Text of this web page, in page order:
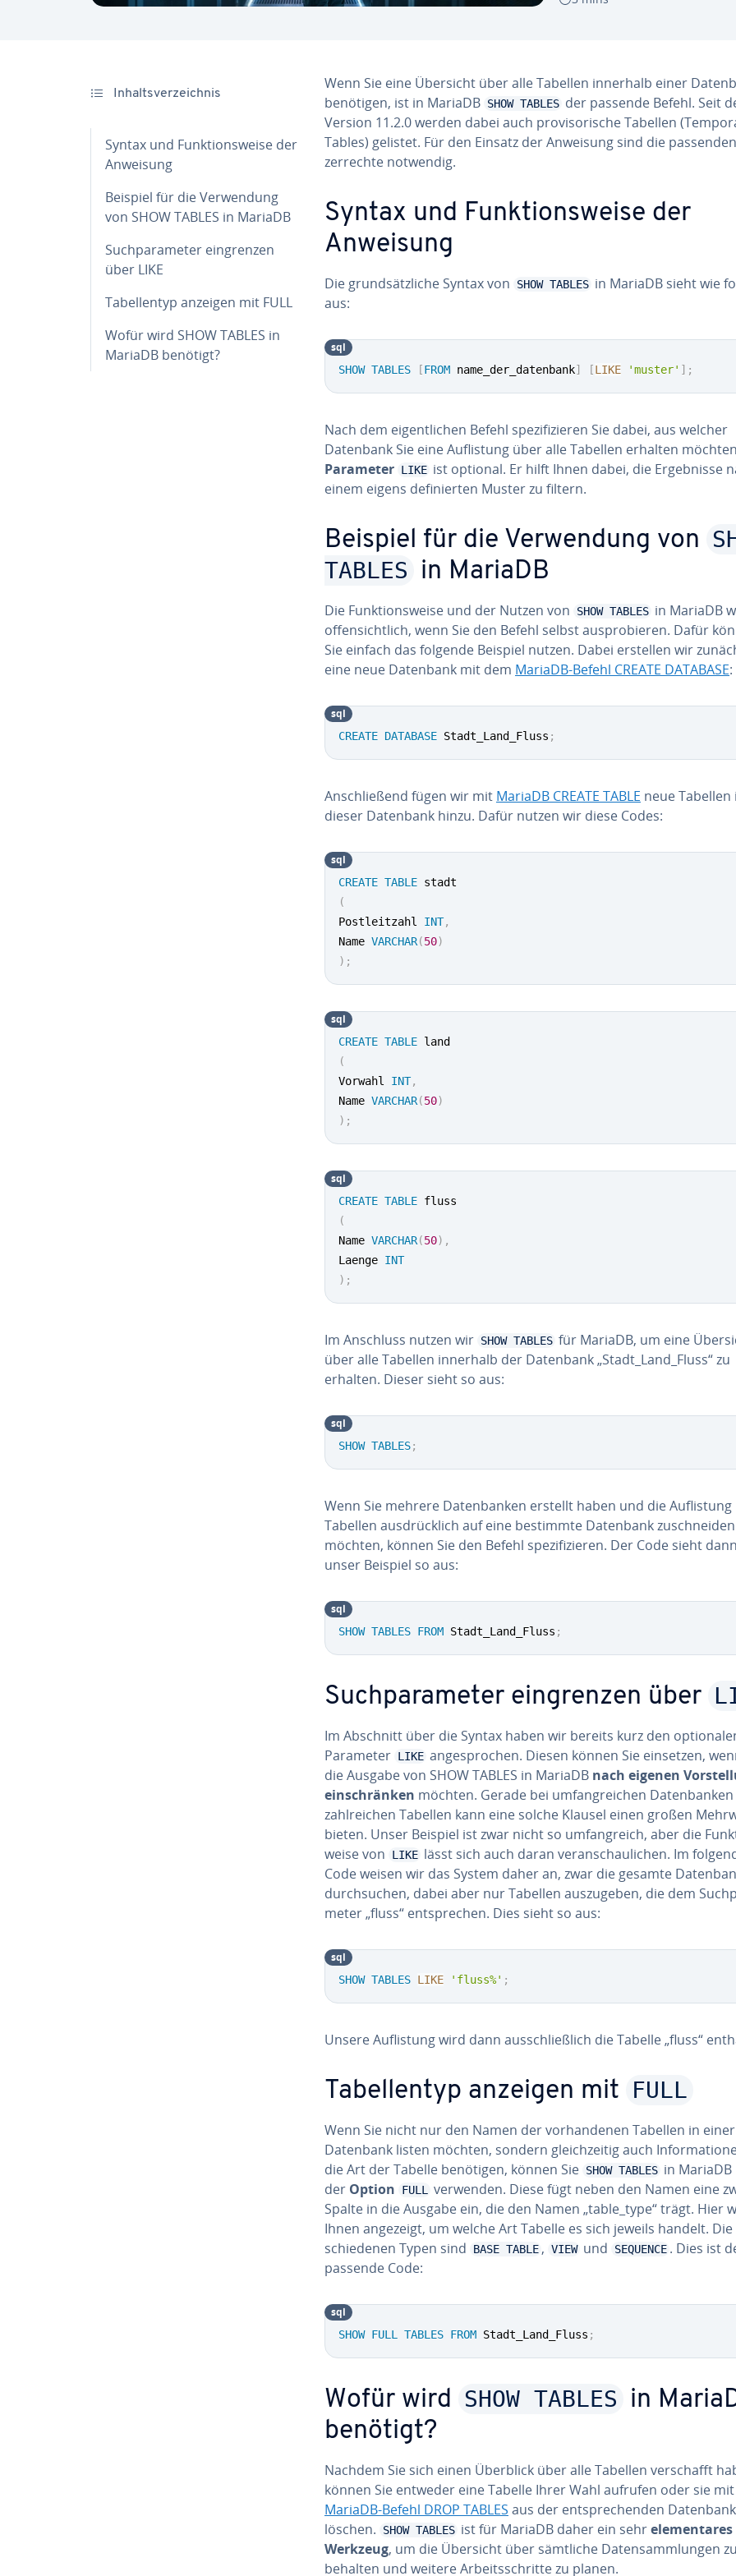
In­halts­ver­zeich­nis
Syntax und Funk­ti­ons­wei­se der
Anweisung
Beispiel für die Ver­wen­dung
von SHOW TABLES in MariaDB
Such­pa­ra­me­ter ein­gren­zen
über LIKE
Ta­bel­len­typ anzeigen mit FULL
Wofür wird SHOW TABLES in
MariaDB benötigt?
Wenn Sie eine Übersicht über alle Tabellen innerhalb einer
benötigen, ist in MariaDB SHOW TABLES der passende Befehl. Seit
Version 11.2.0 werden dabei auch pro­vi­so­ri­sche Tabellen
Tables) gelistet. Für den Einsatz der Anweisung sind die
zer­rech­te notwendig.
Syntax und Funk­ti­ons­wei­se der
Anweisung
Die grund­sätz­li­che Syntax von SHOW TABLES in MariaDB sieht wie
aus:
SHOW TABLES [FROM name_der_datenbank] [LIKE 'muster' ] ;
sql
Nach dem ei­gent­li­chen Befehl spe­zi­fi­zie­ren Sie dabei, aus welcher
Datenbank Sie eine Auf­lis­tung über alle Tabellen erhalten
Parameter LIKE ist optional. Er hilft Ihnen dabei, die Er­geb­nis­se
einem eigens de­fi­nier­ten Muster zu filtern.
Beispiel für die Ver­wen­dung von
TABLES in MariaDB
Die Funk­ti­ons­wei­se und der Nutzen von SHOW TABLES in MariaDB
of­fen­sicht­lich, wenn Sie den Befehl selbst aus­pro­bie­ren. Dafür
Sie einfach das folgende Beispiel nutzen. Dabei erstellen wir
eine neue Datenbank mit dem MariaDB-Befehl CREATE DATABASE:
CREATE DATABASE Stadt_Land_Fluss ;
sql
An­schlie­ßend fügen wir mit MariaDB CREATE TABLE neue Tabellen
dieser Datenbank hinzu. Dafür nutzen wir diese Codes:
CREATE TABLE
(
Postleitzahl INT,
Name VARCHAR(50)
) ;
sql
CREATE TABLE
(
Vorwahl INT,
Name VARCHAR(50)
) ;
sql
CREATE TABLE
(
Name VARCHAR(50) ,
Laenge INT
) ;
sql
Im Anschluss nutzen wir SHOW TABLES für MariaDB, um eine
über alle Tabellen innerhalb der Datenbank „Stadt_Land_Fluss“ zu
erhalten. Dieser sieht so aus:
SHOW TABLES;
sql
Wenn Sie mehrere Da­ten­ban­ken erstellt haben und die
Tabellen aus­drück­lich auf eine bestimmte Datenbank zu­schnei­den
möchten, können Sie den Befehl spe­zi­fi­zie­ren. Der Code sieht
unser Beispiel so aus:
SHOW TABLES FROM Stadt_Land_Fluss ;
sql
Such­pa­ra­me­ter ein­gren­zen über
Im Abschnitt über die Syntax haben wir bereits kurz den
Parameter LIKE an­ge­spro­chen. Diesen können Sie einsetzen,
die Ausgabe von SHOW TABLES in MariaDB nach eigenen
ein­schrän­ken möchten. Gerade bei um­fang­rei­chen
zahl­rei­chen Tabellen kann eine solche Klausel einen großen
bieten. Unser Beispiel ist zwar nicht so um­fang­reich, aber die
wei­se von
LIKE lässt sich auch daran ver­an­schau­li­chen. Im
Code weisen wir das System daher an, zwar die gesamte
durch­su­chen, dabei aber nur Tabellen aus­zu­ge­ben, die dem
me­ter „fluss“ ent­spre­chen. Dies sieht so aus:
SHOW TABLES LIKE 'fluss%' ;
sql
Unsere Auf­lis­tung wird dann aus­schließ­lich die Tabelle „fluss“
Ta­bel­len­typ anzeigen mit FULL
Wenn Sie nicht nur den Namen der vor­han­de­nen Tabellen in einer
Datenbank listen möchten, sondern gleich­zei­tig auch
die Art der Tabelle benötigen, können Sie SHOW TABLES in
der Option FULL
verwenden. Diese fügt neben den Namen eine
Spalte in die Ausgabe ein, die den Namen „table_type“ trägt. Hier
Ihnen angezeigt, um welche Art Tabelle es sich jeweils handelt.
schie­de­nen Typen sind
BASE TABLE , VIEW und SEQUENCE . Dies ist
passende Code:
SHOW FULL TABLES FROM Stadt_Land_Fluss ;
sql
Wofür wird SHOW TABLES in
benötigt?
Nachdem Sie sich einen Überblick über alle Tabellen ver­schafft
können Sie entweder eine Tabelle Ihrer Wahl aufrufen oder sie
MariaDB-Befehl DROP TABLES aus der ent­spre­chen­den Datenbank
löschen.
SHOW TABLES ist für MariaDB daher ein sehrele­men­ta­res
Werkzeug, um die Übersicht über sämtliche Da­ten­samm­lun­gen
behalten und weitere Ar­beits­schrit­te zu planen.